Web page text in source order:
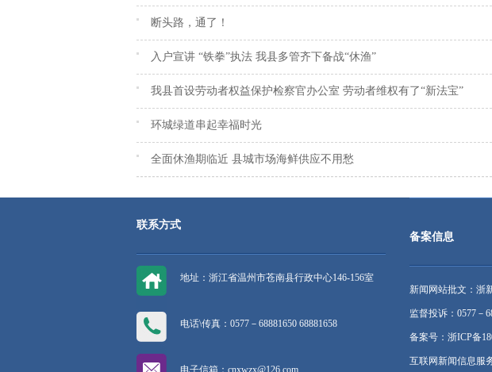
断头路，通了！
入户宣讲 “铁拳”执法 我县多管齐下备战“休渔”
我县首设劳动者权益保护检察官办公室 劳动者维权有了“新法宝”
环城绿道串起幸福时光
全面休渔期临近 县城市场海鲜供应不用愁
联系方式
地址：浙江省温州市苍南县行政中心146-156室
电话\传真：0577－68881650 68881658
电子信箱：cnxwzx@126.com
备案信息
新闻网站批文：浙
监督投诉：0577－
备案号：浙ICP备
互联网新闻信息服